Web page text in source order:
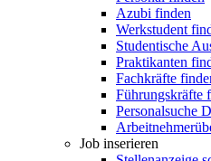
Azubi finden
Werkstudent
Studentische
Praktikanten
Fachkräfte
Führungskräfte
Personalsuche
Job inserieren